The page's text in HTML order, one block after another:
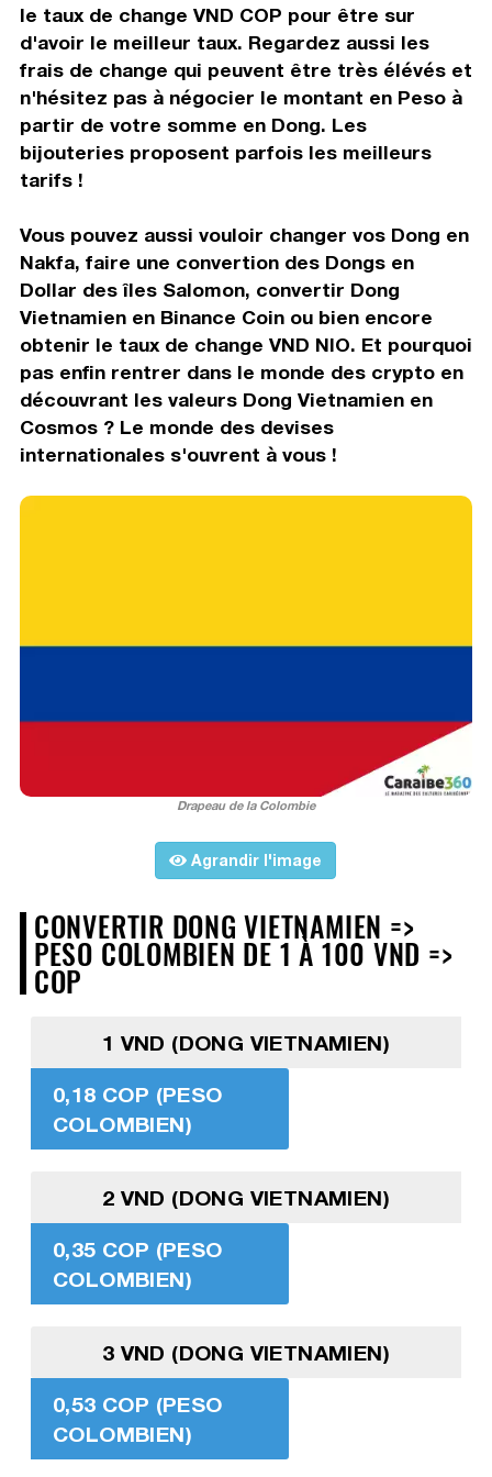
le taux de change VND COP pour être sur
d'avoir le meilleur taux. Regardez aussi les
frais de change qui peuvent être très élévés et
n'hésitez pas à négocier le montant en Peso à
partir de votre somme en Dong. Les
bijouteries proposent parfois les meilleurs
tarifs !
Vous pouvez aussi vouloir changer vos Dong en
Nakfa, faire une convertion des Dongs en
Dollar des îles Salomon, convertir Dong
Vietnamien en Binance Coin ou bien encore
obtenir le taux de change VND NIO. Et pourquoi
pas enfin rentrer dans le monde des crypto en
découvrant les valeurs Dong Vietnamien en
Cosmos ? Le monde des devises
internationales s'ouvrent à vous !
Drapeau de la Colombie
Agrandir l'image
CONVERTIR DONG VIETNAMIEN =>
PESO COLOMBIEN DE 1 À 100 VND =>
COP
1 VND (DONG VIETNAMIEN)
0,18 COP (PESO
COLOMBIEN)
2 VND (DONG VIETNAMIEN)
0,35 COP (PESO
COLOMBIEN)
3 VND (DONG VIETNAMIEN)
0,53 COP (PESO
COLOMBIEN)